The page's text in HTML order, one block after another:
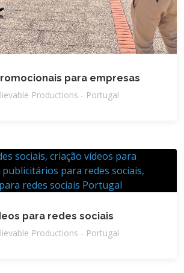
para empresas
Productions - Portugal
para redes sociais
Productions - Portugal